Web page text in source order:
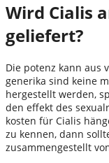
Wird Cialis
geliefert?
Die potenz kann aus
generika sind keine
hergestellt werden,
den effekt des
kosten für Cialis
zu kennen, dann
zusammengestellt